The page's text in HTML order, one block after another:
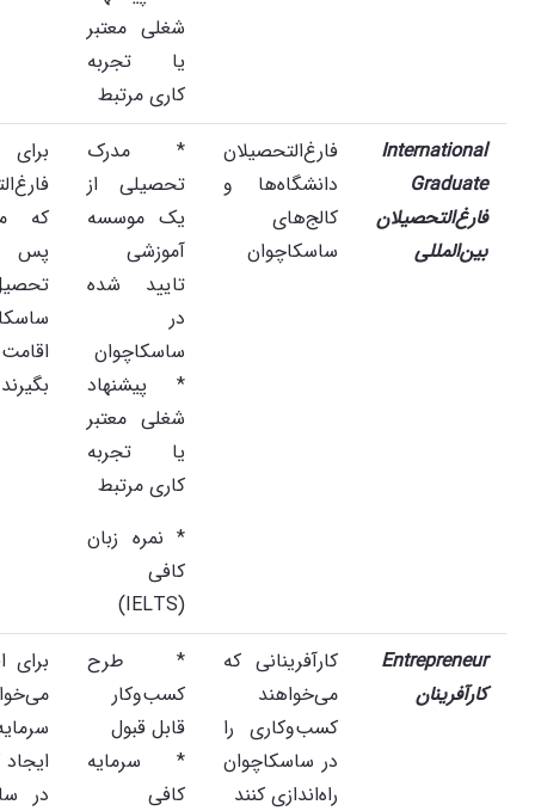
شغلی معتبر
یا تجربه
کاری مرتبط
International
Graduate
فارغ‌التحصیلان
بین‌المللی
فارغ‌التحصیلان
دانشگاه‌ها و
کالج‌های
ساسکاچوان
* مدرک
تحصیلی از
یک موسسه
آموزشی
تایید شده
در
ساسکاچوان
* پیشنهاد
شغلی معتبر
یا تجربه
کاری مرتبط
* نمره زبان
کافی
(IELTS)
برای
که
پس
Entrepreneur
کارآفرینان
کارآفرینانی که
می‌خواهند
کسب‌وکاری را
در ساسکاچوان
راه‌اندازی کنند
* طرح
کسب‌وکار
قابل قبول
* سرمایه
کافی
برای
در